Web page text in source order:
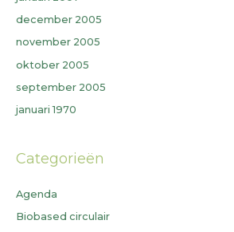
december 2005
november 2005
oktober 2005
september 2005
januari 1970
Categorieën
Agenda
Biobased circulair